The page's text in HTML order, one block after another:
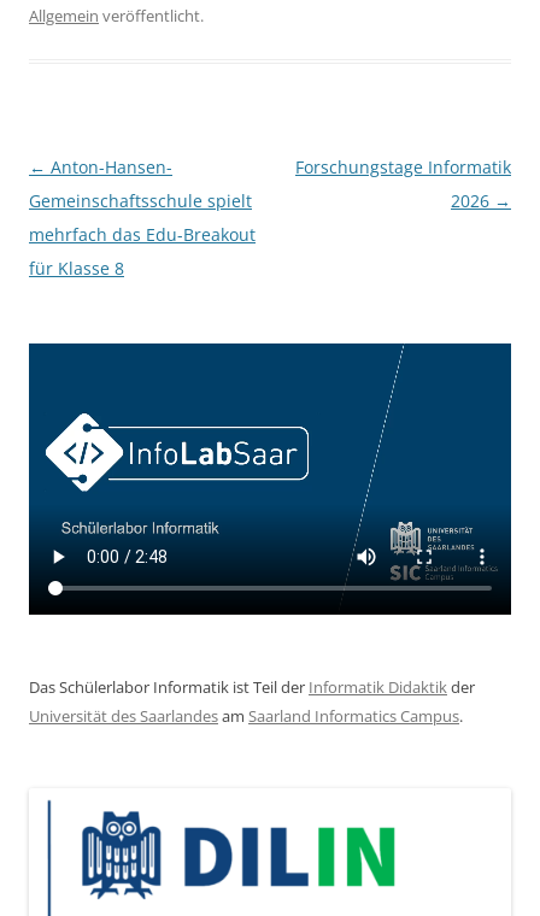
Allgemein veröffentlicht.
Beitragsnavigation
← Anton-Hansen-
Gemeinschaftsschule spielt
mehrfach das Edu-Breakout
für Klasse 8
Forschungstage Informatik
2026 →
Das Schülerlabor Informatik ist Teil der Informatik Didaktikder
Universität des Saarlandesam Saarland Informatics Campus.